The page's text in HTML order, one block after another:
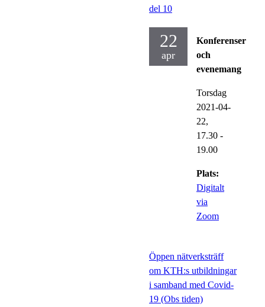
del 10
22
apr
Konferenser
och
evenemang
Torsdag
2021-04-
22,
17.30 -
19.00
Plats:
Digitalt
via
Zoom
Öppen nätverksträff
om KTH:s utbildningar
i samband med Covid-
19 (Obs tiden)